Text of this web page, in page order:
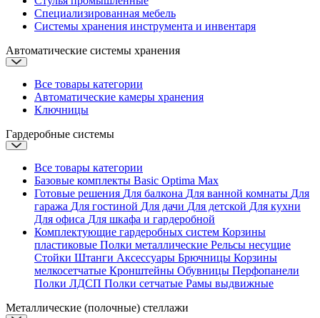
Cпециализированная мебель
Системы хранения инструмента и инвентаря
Автоматические системы хранения
Все товары категории
Автоматические камеры хранения
Ключницы
Гардеробные системы
Все товары категории
Базовые комплекты Basic Optima Max
Готовые решения Для балкона Для ванной комнаты Для
гаража Для гостиной Для дачи Для детской Для кухни
Для офиса Для шкафа и гардеробной
Комплектующие гардеробных систем Корзины
пластиковые Полки металлические Рельсы несущие
Стойки Штанги Аксессуары Брючницы Корзины
мелкосетчатые Кронштейны Обувницы Перфопанели
Полки ЛДСП Полки сетчатые Рамы выдвижные
Металлические (полочные) стеллажи